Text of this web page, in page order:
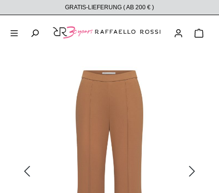
GRATIS-LIEFERUNG ( AB 200 € )